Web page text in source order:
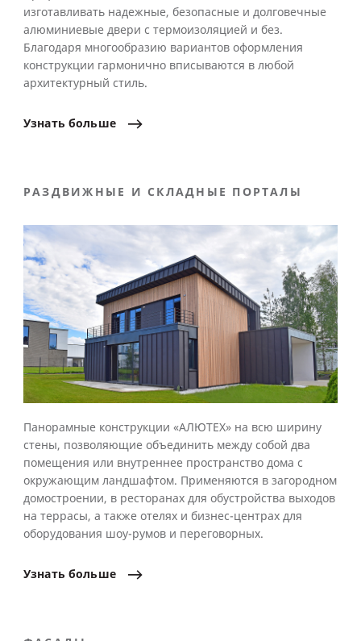
изготавливать надежные, безопасные и долговечные
алюминиевые двери с термоизоляцией и без.
Благодаря многообразию вариантов оформления
конструкции гармонично вписываются в любой
архитектурный стиль.
Узнать больше
РАЗДВИЖНЫЕ И СКЛАДНЫЕ ПОРТАЛЫ
Панорамные конструкции «АЛЮТЕХ» на всю ширину
стены, позволяющие объединить между собой два
помещения или внутреннее пространство дома с
окружающим ландшафтом. Применяются в загородном
домостроении, в ресторанах для обустройства выходов
на террасы, а также отелях и бизнес-центрах для
оборудования шоу-румов и переговорных.
Узнать больше